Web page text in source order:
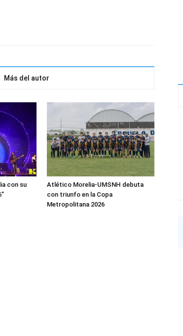
Más del autor
con su
Atlético Morelia-UMSNH debuta
con triunfo en la Copa
Metropolitana 2026